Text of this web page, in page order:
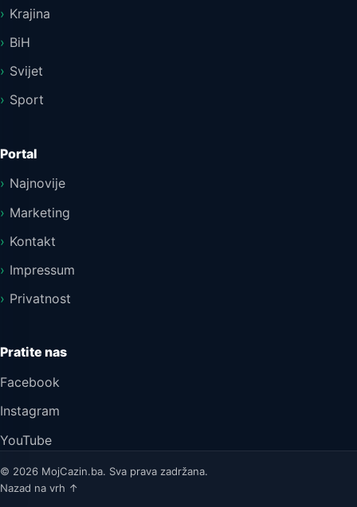
Krajina
BiH
Svijet
Sport
Portal
Najnovije
Marketing
Kontakt
Impressum
Privatnost
Pratite nas
Facebook
Instagram
YouTube
© 2026 MojCazin.ba. Sva prava zadržana.
Nazad na vrh ↑